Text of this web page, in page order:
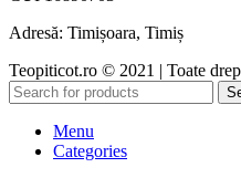
Adresă: Timișoara, Timiș
Teopiticot.ro © 2021 | Toate
Menu
Categories